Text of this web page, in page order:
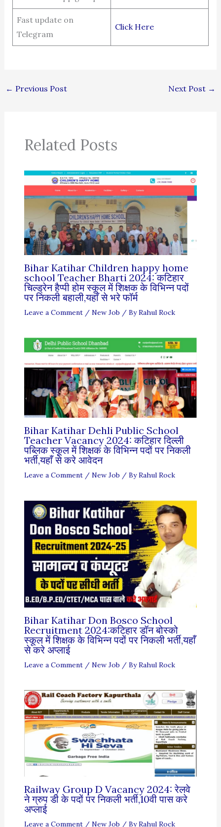
Fast update on
Telegram
Click Here
← Previous Post Next Post →
Related Posts
Bihar Katihar Children happy home
school Teacher Bharti 2024: कटिहार
चिल्ड्रेन हैप्पी होम स्कूल में शिक्षक के विभिन्न पदों
पर निकली बहाली,यहाँ से भरे फॉर्म
Leave a Comment / New Job / ByRahul Rock
Bihar Katihar Dehli Public School
Teacher Vacancy 2024: कटिहार दिल्ली
पब्लिक स्कूल में शिक्षक के विभिन्न पदों पर निकली
भर्ती,यहाँ से करे आवेदन
Leave a Comment / New Job / ByRahul Rock
Bihar Katihar Don Bosco School
Recruitment 2024:कटिहार डॉन बोस्को
स्कूल में शिक्षक के विभिन्न पदों पर निकली भर्ती,यहाँ
से करे अप्लाई
Leave a Comment / New Job / ByRahul Rock
Railway Group D Vacancy 2024: रेलवे
ने ग्रुप डी के पदों पर निकली भर्ती,10वी पास करे
अप्लाई
Leave a Comment / New Job / ByRahul Rock